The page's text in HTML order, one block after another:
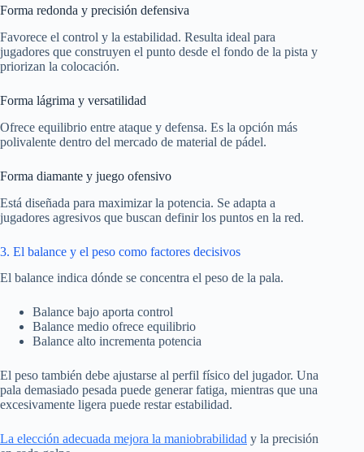
Forma redonda y precisión defensiva
Favorece el control y la estabilidad. Resulta ideal para
jugadores que construyen el punto desde el fondo de la pista y
priorizan la colocación.
Forma lágrima y versatilidad
Ofrece equilibrio entre ataque y defensa. Es la opción más
polivalente dentro del mercado de material de pádel.
Forma diamante y juego ofensivo
Está diseñada para maximizar la potencia. Se adapta a
jugadores agresivos que buscan definir los puntos en la red.
3. El balance y el peso como factores decisivos
El balance indica dónde se concentra el peso de la pala.
Balance bajo aporta control
Balance medio ofrece equilibrio
Balance alto incrementa potencia
El peso también debe ajustarse al perfil físico del jugador. Una
pala demasiado pesada puede generar fatiga, mientras que una
excesivamente ligera puede restar estabilidad.
La elección adecuada mejora la maniobrabilidad y la precisión